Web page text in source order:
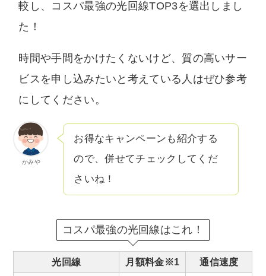
較し、コスパ最強の光回線TOP3を選出しまし
た！
時間や手間をかけたくないけど、質の高いサー
ビスを申し込みたいと考えている人はぜひ参考
にしてください。
かみや
お得なキャンペーンも紹介する
ので、併せてチェックしてくだ
さいね！
コスパ最強の光回線はこれ！
光回線 月額料金※1 通信速度